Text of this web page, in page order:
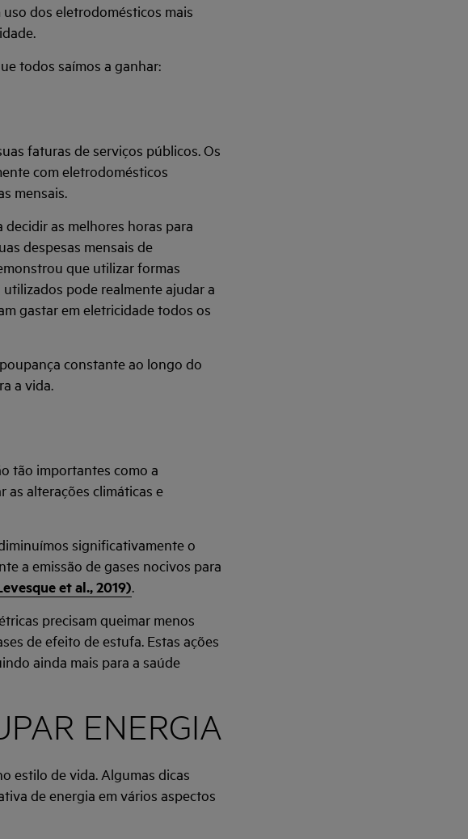
dos eletrodomésticos mais
todos saímos a ganhar:
faturas de serviços públicos. Os
com eletrodomésticos
mensais.
as melhores horas para
despesas mensais de
que utilizar formas
pode realmente ajudar a
gastar em eletricidade todos os
constante ao longo do
a vida.
tão importantes como a
as alterações climáticas e
significativamente o
a emissão de gases nocivos para
et al., 2019).
precisam queimar menos
de efeito de estufa. Estas ações
ainda mais para a saúde
ENERGIA
estilo de vida. Algumas dicas
de energia em vários aspectos